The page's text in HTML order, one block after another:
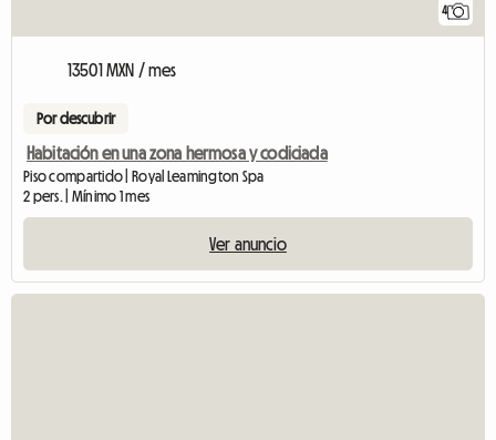
4
13501 MXN / mes
Por descubrir
Habitación en una zona hermosa y codiciada
Piso compartido | Royal Leamington Spa
2 pers. | Mínimo 1 mes
Ver anuncio